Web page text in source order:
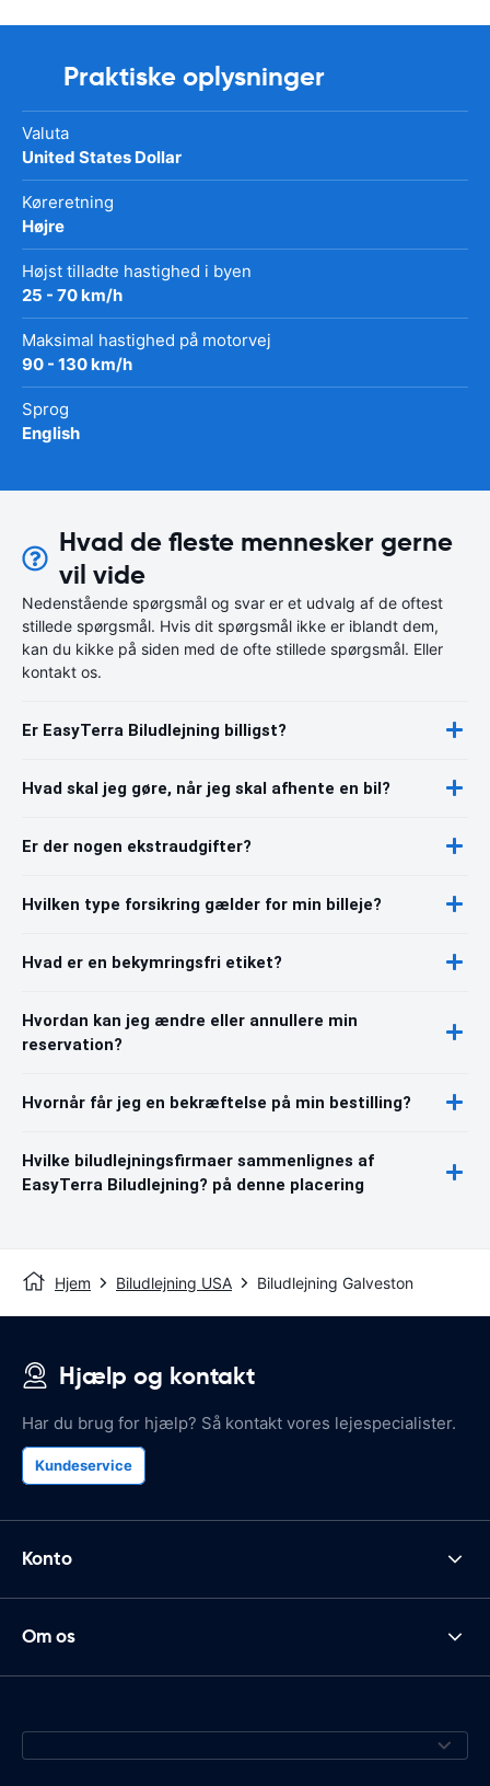
Praktiske oplysninger
Valuta
United States Dollar
Køreretning
Højre
Højst tilladte hastighed i byen
25 - 70 km/h
Maksimal hastighed på motorvej
90 - 130 km/h
Sprog
English
Hvad de fleste mennesker gerne
vil vide
Nedenstående spørgsmål og svar er et udvalg af de oftest
stillede spørgsmål. Hvis dit spørgsmål ikke er iblandt dem,
kan du kikke på siden med de ofte stillede spørgsmål. Eller
kontakt os.
Er EasyTerra Biludlejning billigst?
Hvad skal jeg gøre, når jeg skal afhente en bil?
Er der nogen ekstraudgifter?
Hvilken type forsikring gælder for min billeje?
Hvad er en bekymringsfri etiket?
Hvordan kan jeg ændre eller annullere min
reservation?
Hvornår får jeg en bekræftelse på min bestilling?
Hvilke biludlejningsfirmaer sammenlignes af
EasyTerra Biludlejning? på denne placering
Hjem Biludlejning USA Biludlejning Galveston
Hjælp og kontakt
Har du brug for hjælp? Så kontakt vores lejespecialister.
Kundeservice
Konto
Om os